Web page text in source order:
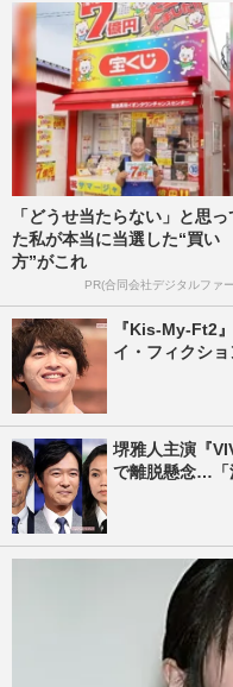
「どうせ当たらない」と思っ
た私が本当に当選した“買い
方”がこれ
PR(合同会社デジタルファ
『Kis-My-Ft2
イ・フィクシ
堺雅人主演『
で離脱懸念…「